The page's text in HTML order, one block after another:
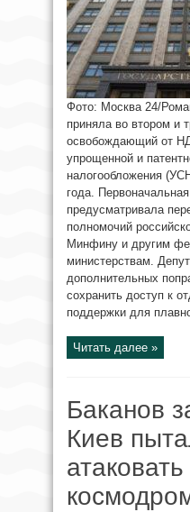
Фото: Москва 24/
приняла во втором и
освобождающий от
упрощенной и
налогообложения
года.
предусматривала
полномочий
Минфину и другим
министерствам.
дополнительных
сохранить доступ к
поддержки для
Читать далее »
Баканов
Киев